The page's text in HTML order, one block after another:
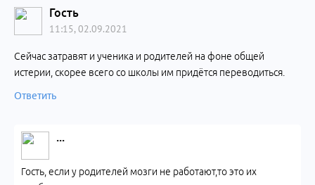
Гость
11:15, 02.09.2021
Сейчас затравят и ученика и родителей на фоне общей
истерии, скорее всего со школы им придётся переводиться.
Ответить
...
Гость, если у родителей мозги не работают,то это их